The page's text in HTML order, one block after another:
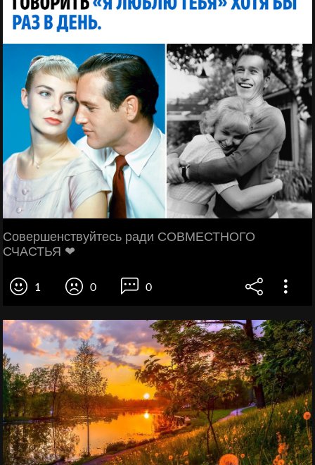
Совершенствуйтесь ради СОВМЕСТНОГО
СЧАСТЬЯ ❤
1 0 0